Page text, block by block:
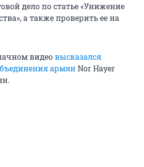
дело по статье «Унижение
а также проверить ее на
видеовысказался
армянNor Hayer